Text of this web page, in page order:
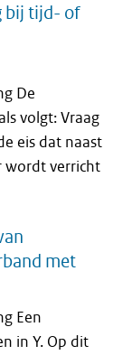
bij tijd- of
De
volgt: Vraag
eis dat naast
wordt verricht
met
Een
in Y. Op dit